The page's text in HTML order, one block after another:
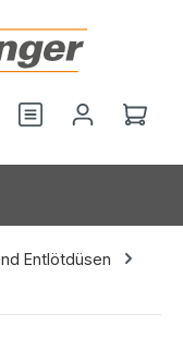
Du hast 0
Entlötdüsen